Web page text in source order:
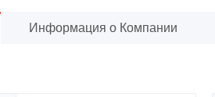
Информация о Компании